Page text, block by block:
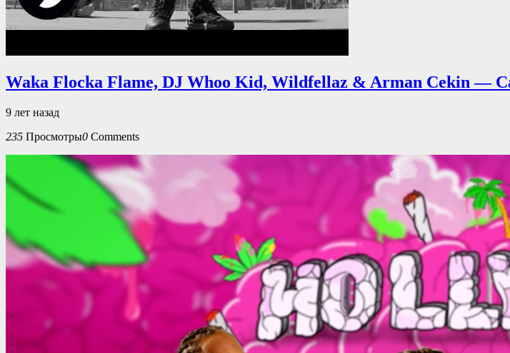
Waka Flocka Flame, DJ Whoo Kid, Wildfellaz & Arman Cekin —
9 лет назад
235 Просмотры0 Comments